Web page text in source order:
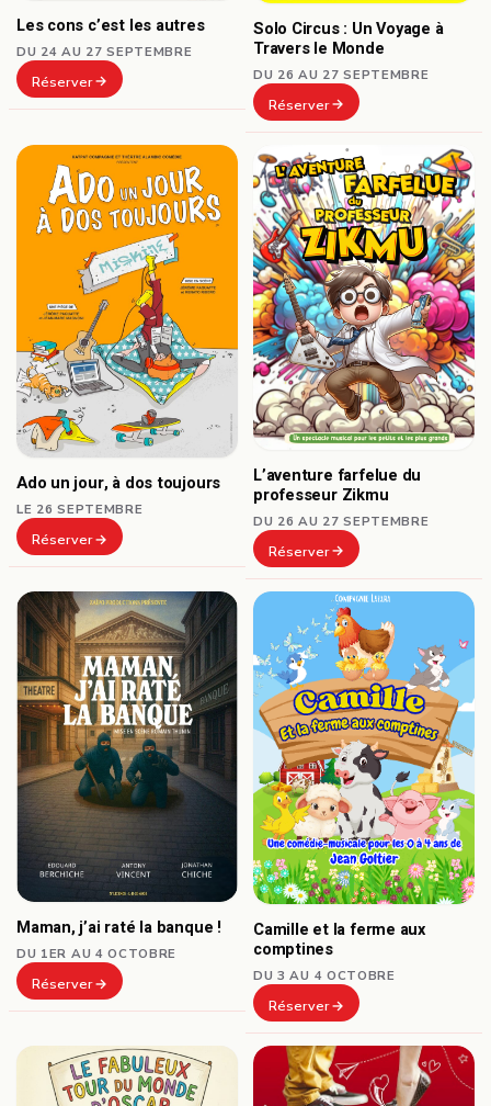
Les cons c’est les autres
DU 24 AU 27 SEPTEMBRE
Réserver
Solo Circus : Un Voyage à
Travers le Monde
DU 26 AU 27 SEPTEMBRE
Réserver
Ado un jour, à dos toujours
LE 26 SEPTEMBRE
Réserver
L’aventure farfelue du
professeur Zikmu
DU 26 AU 27 SEPTEMBRE
Réserver
Maman, j’ai raté la banque !
DU 1ER AU 4 OCTOBRE
Réserver
Camille et la ferme aux
comptines
DU 3 AU 4 OCTOBRE
Réserver